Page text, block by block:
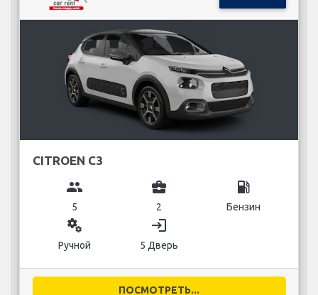
CITROEN C3
group
5
business_center
2
local_gas_station
Бензин
miscellaneous_services
Ручной
login
5 Дверь
ПОСМОТРЕТЬ...